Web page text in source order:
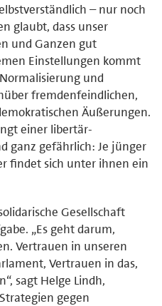
– nur noch
glaubt, dass unser
und Ganzen gut
Einstellungen kommt
und
fremdenfeindlichen,
Äußerungen.
einer libertär-
ganz gefährlich: Je jünger
findet sich unter ihnen ein
Gesellschaft
„Es geht darum,
Vertrauen in unseren
Vertrauen in das,
sagt Helge Lindh,
gegen